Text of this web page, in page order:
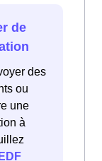
de
des
ou
une
à
EDF